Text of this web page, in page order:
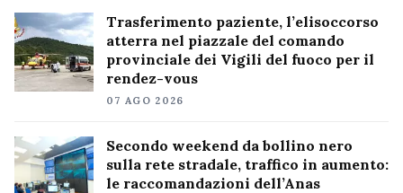
Trasferimento paziente, l’elisoccorso
atterra nel piazzale del comando
provinciale dei Vigili del fuoco per il
rendez-vous
07 AGO 2026
Secondo weekend da bollino nero
sulla rete stradale, traffico in aumento:
le raccomandazioni dell’Anas